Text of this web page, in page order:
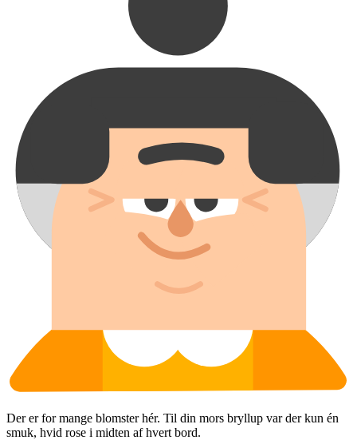
Der er for mange blomster hér. Til din mors bryllup var der kun én
smuk, hvid rose i midten af hvert bord.